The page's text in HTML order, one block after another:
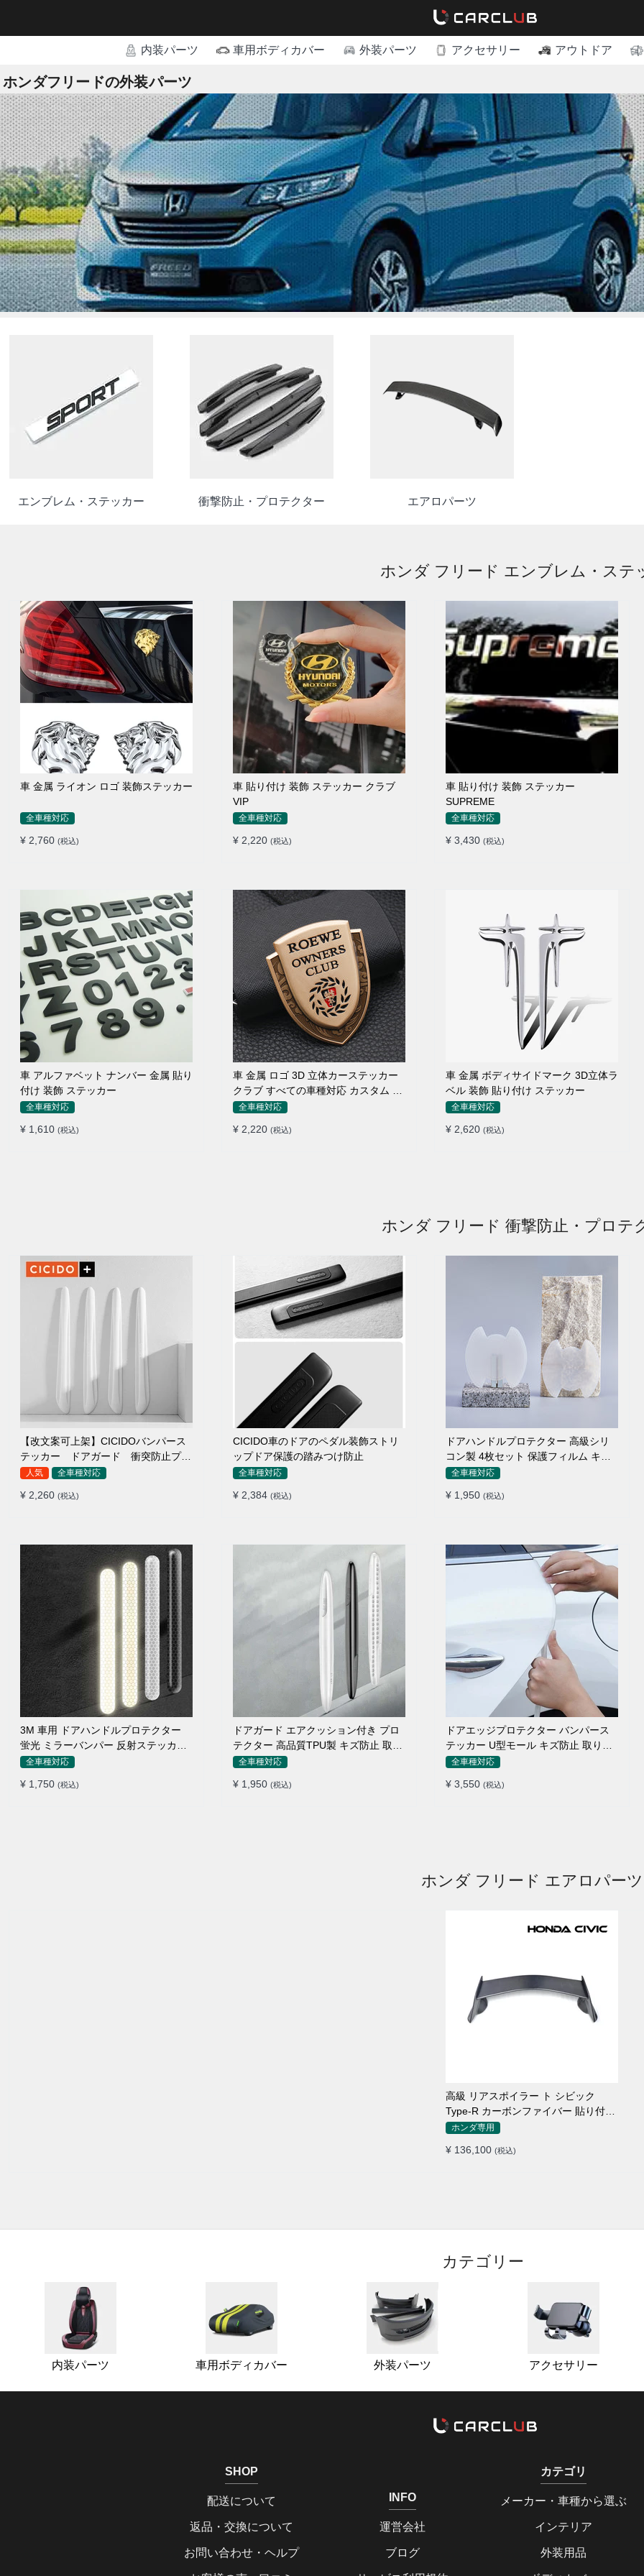
内装パーツ 車用ボディカバー 外装パーツ アクセサリー アウトドア
ホンダフリードの外装パーツ
エンブレム・ステッカー 衝撃防止・プロテクター エアロパーツ
ホンダ フリード エンブレム・ステ
車 金属 ライオン ロゴ 装飾ステッカー
全車種対応
¥ 2,760 (税込)
車 貼り付け 装飾 ステッカー クラブ
VIP
全車種対応
¥ 2,220 (税込)
車 貼り付け 装飾 ステッカー
SUPREME
全車種対応
¥ 3,430 (税込)
車 アルファベット ナンバー 金属 貼り
付け 装飾 ステッカー
全車種対応
¥ 1,610 (税込)
車 金属 ロゴ 3D 立体カーステッカー
クラブ すべての車種対応 カスタム サ
イドポスト
全車種対応
¥ 2,220 (税込)
車 金属 ボディサイドマーク 3D立体ラ
ベル 装飾 貼り付け ステッカー
全車種対応
¥ 2,620 (税込)
ホンダ フリード 衝撃防止・プロテ
【改文案可上架】CICIDOバンパース
テッカー ドアガード 衝突防止プロ
テクター 耐スクラッチ シリカゲル
人気 全車種対応
¥ 2,260 (税込)
CICIDO車のドアのペダル装飾ストリ
ップドア保護の踏みつけ防止
全車種対応
¥ 2,384 (税込)
ドアハンドルプロテクター 高級シリ
コン製 4枚セット 保護フィルム キズ
防止 全車種
全車種対応
¥ 1,950 (税込)
3M 車用 ドアハンドルプロテクター
蛍光 ミラーバンパー 反射ステッカー
保護フィルム
全車種対応
¥ 1,750 (税込)
ドアガード エアクッション付き プロ
テクター 高品質TPU製 キズ防止 取り
付け簡単
全車種対応
¥ 1,950 (税込)
ドアエッジプロテクター バンパース
テッカー U型モール キズ防止 取り付
け簡単 騒音低減
全車種対応
¥ 3,550 (税込)
ホンダ フリード エアロパーツ
高級 リアスポイラー ト シビック
Type-R カーボンファイバー 貼り付け
装着
ホンダ専用
¥ 136,100 (税込)
カテゴリー
内装パーツ 車用ボディカバー 外装パーツ アクセサリー
SHOP
配送について
返品・交換について
お問い合わせ・ヘルプ
INFO
運営会社
ブログ
カテゴリ
メーカー・車種から選ぶ
インテリア
外装用品